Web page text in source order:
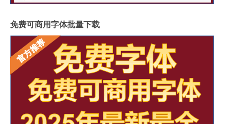
免费可商用字体批量下载